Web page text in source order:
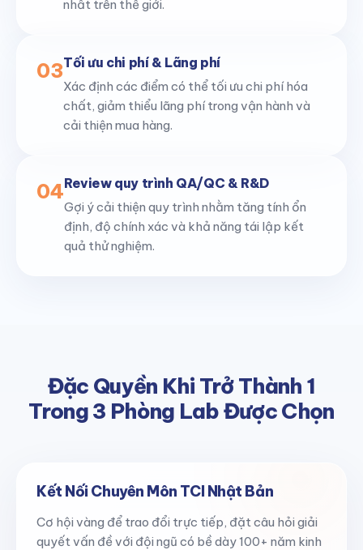
nhất trên thế giới.
03Tối ưu chi phí & Lãng phí
Xác định các điểm có thể tối ưu chi phí hóa
chất, giảm thiểu lãng phí trong vận hành và
cải thiện mua hàng.
04Review quy trình QA/QC & R&D
Gợi ý cải thiện quy trình nhằm tăng tính ổn
định, độ chính xác và khả năng tái lập kết
quả thử nghiệm.
Đặc Quyền Khi Trở Thành 1
Trong 3 Phòng Lab Được Chọn
Kết Nối Chuyên Môn TCI Nhật Bản
Cơ hội vàng để trao đổi trực tiếp, đặt câu hỏi giải
quyết vấn đề với đội ngũ có bề dày 100+ năm kinh